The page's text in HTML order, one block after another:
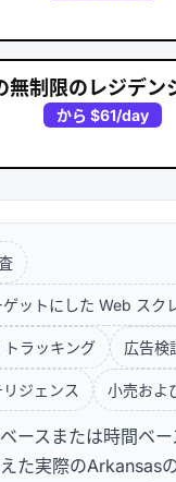
制限のレジデン
から $61/day
ットにした Web スク
トラッキング 広告検
ジェンス 小売およ
ースまたは時間ベ
た実際のArkansas